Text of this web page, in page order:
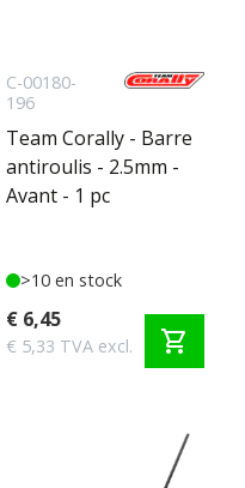
C-00180-
196
Team Corally - Barre
antiroulis - 2.5mm -
Avant - 1 pc
>10 en stock
€ 6,45
€ 5,33 TVA excl. shopping_cart